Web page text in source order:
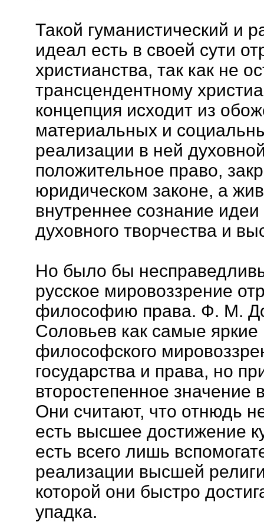
Такой гуманистический и
идеал есть в своей сути
христианства, так как не
трансцендентному
концепция исходит из
материальных и
реализации в ней
положительное право,
юридическом законе, а
внутреннее сознание
духовного творчества и
Но было бы
русское мировоззрение
философию права. Ф. М.
Соловьев как самые яркие
философского
государства и права, но
второстепенное значение
Они считают, что отнюдь
есть высшее достижение
есть всего лишь
реализации высшей
которой они быстро
упадка.